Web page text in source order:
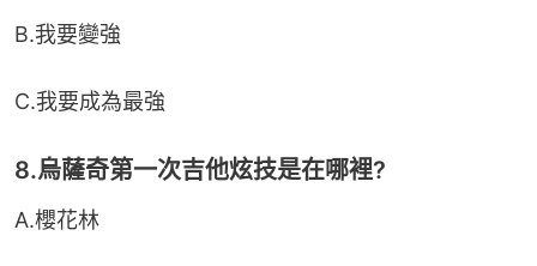
B.我要變強
C.我要成為最強
8.烏薩奇第一次吉他炫技是在哪裡?
A.櫻花林